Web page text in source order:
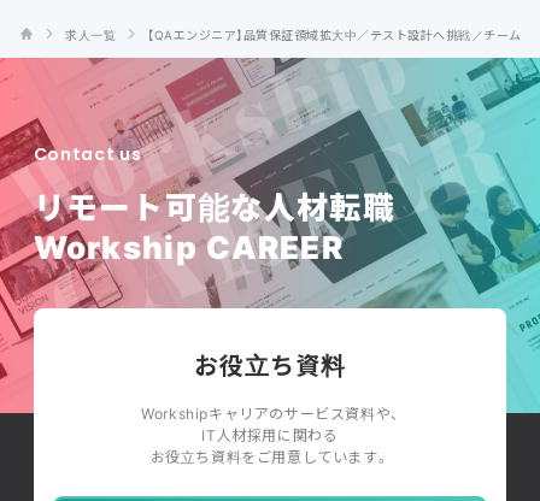
求人一覧 【QAエンジニア】品質保証領域拡大中／テスト設計へ挑戦／チーム
Contact us
リモート可能な人材転職
Workship CAREER
お役立ち資料
Workshipキャリアのサービス資料や、
IT人材採用に関わる
お役立ち資料をご用意しています。